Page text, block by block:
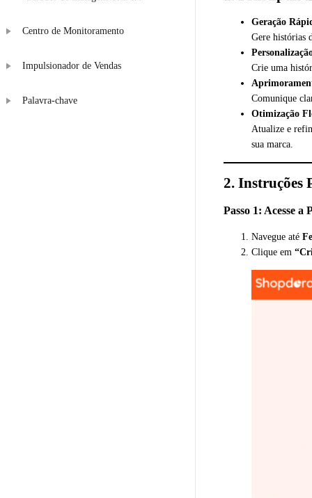
Centro de Monitoramento
Impulsionador de Vendas
Palavra-chave
Geração
Gere histórias
Crie uma
Comunique
Otimização
Atualize e
sua marca.
2. Instruções
Passo 1: Acesse
Navegue até
Clique em